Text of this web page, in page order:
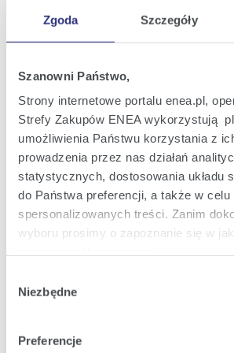
Zgoda Szczegóły
Szanowni Państwo,
Strony internetowe portalu enea.pl,
Strefy Zakupów ENEA wykorzystują
umożliwienia Państwu korzystania z
prowadzenia przez nas działań
statystycznych, dostosowania układu
do Państwa preferencji, a także w celu
spersonalizowanych treści. Zanim
wyboru prosimy o zapoznanie się w
Szczegółowe informacje na ten temat
zgody
Niezbędne
Preferencje
+48 727 561 213
Informacje dla
Najnowsze informacje
nowości z Grupy Enea w
skrzynce e-mail.
Załączniki